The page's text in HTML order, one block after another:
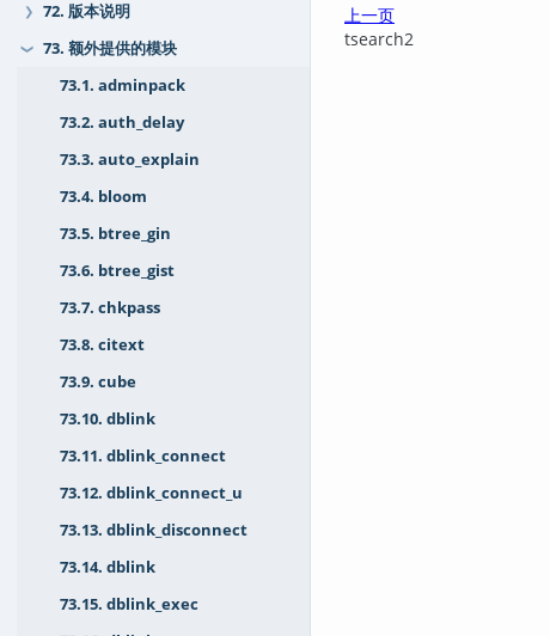
❯ 72. 版本说明
❯
73. 额外提供的模块
73.1. adminpack
73.2. auth_delay
73.3. auto_explain
73.4. bloom
73.5. btree_gin
73.6. btree_gist
73.7. chkpass
73.8. citext
73.9. cube
73.10. dblink
73.11. dblink_connect
73.12. dblink_connect_u
73.13. dblink_disconnect
73.14. dblink
73.15. dblink_exec
上一页
tsearch2